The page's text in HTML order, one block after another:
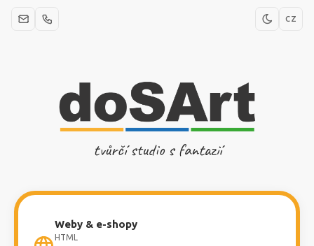
CZ
tvůrčí studio s fantazií
Weby & e-shopy
HTML